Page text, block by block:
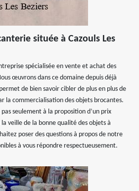
située à Cazouls Les
spécialisée en vente et achat des
œuvrons dans ce domaine depuis déjà
de bien savoir cibler de plus en plus de
la commercialisation des objets brocantes.
seulement à la proposition d’un prix
veille de la bonne qualité des objets à
poser des questions à propos de notre
à vous répondre respectueusement.